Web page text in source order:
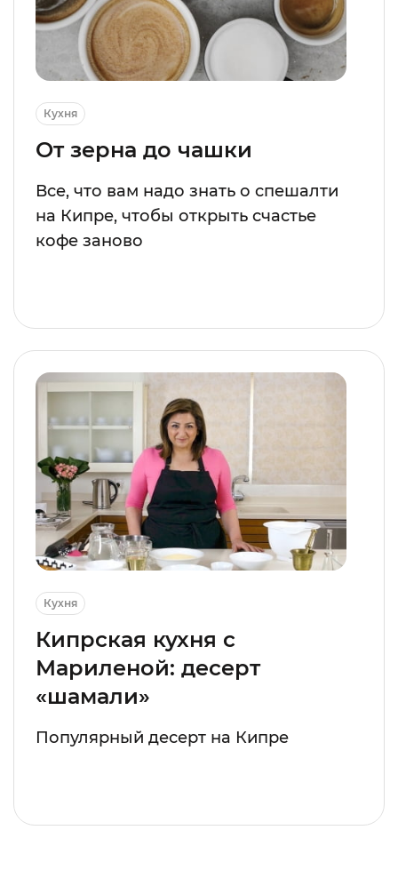
Кухня
От зерна до чашки
Все, что вам надо знать о спешалти
на Кипре, чтобы открыть счастье
кофе заново
Кухня
Кипрская кухня с
Мариленой: десерт
«шамали»
Популярный десерт на Кипре